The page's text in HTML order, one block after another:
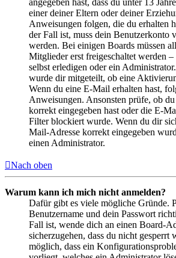
einer deiner Eltern oder deiner
Anweisungen folgen, die du erhalten
der Fall ist, muss dein Benutzerkonto
werden. Bei einigen Boards müssen
Mitglieder erst freigeschaltet werden
selbst erledigen oder ein
wurde dir mitgeteilt, ob eine
Wenn du eine E-Mail erhalten hast,
Anweisungen. Ansonsten prüfe, ob
korrekt eingegeben hast oder die E-
Filter blockiert wurde. Wenn du dir
Mail-Adresse korrekt eingegeben
einen Administrator.
Nach oben
Warum kann ich mich nicht anmelden?
Dafür gibt es viele mögliche Gründe.
Benutzername und dein Passwort
Fall ist, wende dich an einen Board-
sicherzugehen, dass du nicht gesperrt
möglich, dass ein